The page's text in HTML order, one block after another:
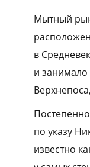
Мытный
в
и
по указу
известно